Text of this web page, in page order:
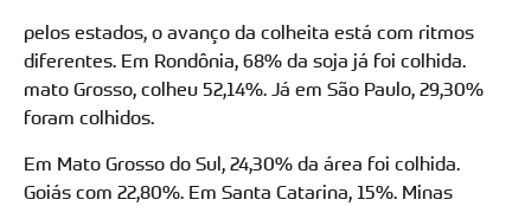
pelos estados, o avanço da colheita está com ritmos
diferentes. Em Rondônia, 68% da soja já foi colhida.
mato Grosso, colheu 52,14%. Já em São Paulo, 29,30%
foram colhidos.
Em Mato Grosso do Sul, 24,30% da área foi colhida.
Goiás com 22,80%. Em Santa Catarina, 15%. Minas